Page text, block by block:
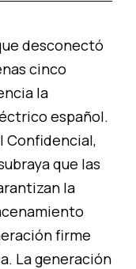
desconectó
cinco
la
español.
Confidencial,
que las
la
firme
La generación